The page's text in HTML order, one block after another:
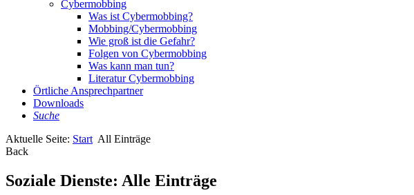
Cybermobbing
Was ist Cybermobbing?
Mobbing/Cybermobbing
Wie groß ist die Gefahr?
Folgen von Cybermobbing
Was kann man tun?
Literatur Cybermobbing
Örtliche Ansprechpartner
Downloads
Suche
Aktuelle Seite: Start All Einträge
Back
Soziale Dienste: Alle Einträge